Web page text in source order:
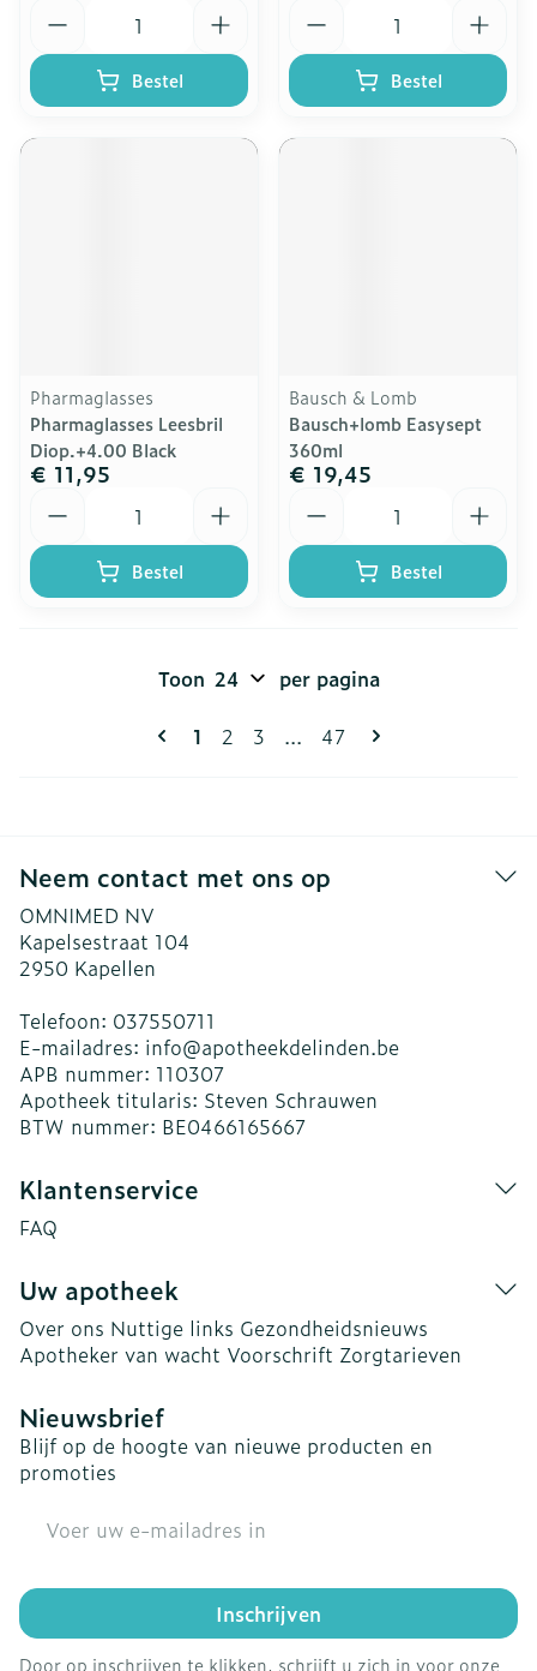
Bestel Bestel
Pharmaglasses
Pharmaglasses Leesbril
Diop.+4.00 Black
€ 11,95
Bestel
Bausch & Lomb
Bausch+lomb Easysept
360ml
€ 19,45
Bestel
Pagina's
U lees momenteel pagina
1 Pagina
2 Pagina
3 ... Pagina
47
Toon per pagina
Neem contact met ons op
OMNIMED NV
Kapelsestraat 104
2950 Kapellen
Telefoon: 037550711
E-mailadres: info@apotheekdelinden.be
APB nummer: 110307
Apotheek titularis: Steven Schrauwen
BTW nummer: BE0466165667
Klantenservice
FAQ
Uw apotheek
Over ons Nuttige links Gezondheidsnieuws
Apotheker van wacht Voorschrift Zorgtarieven
Nieuwsbrief
Blijf op de hoogte van nieuwe producten en
promoties
Inschrijven
Door op inschrijven te klikken, schrijft u zich in voor onze